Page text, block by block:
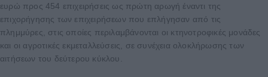
ευρώ προς 454 επιχειρήσεις ως πρώτη αρωγή έναντι της
επιχορήγησης των επιχειρήσεων που επλήγησαν από τις
πλημμύρες, στις οποίες περιλαμβάνονται οι κτηνοτροφικές μονάδες
και οι αγροτικές εκμεταλλεύσεις, σε συνέχεια ολοκλήρωσης των
αιτήσεων του δεύτερου κύκλου.